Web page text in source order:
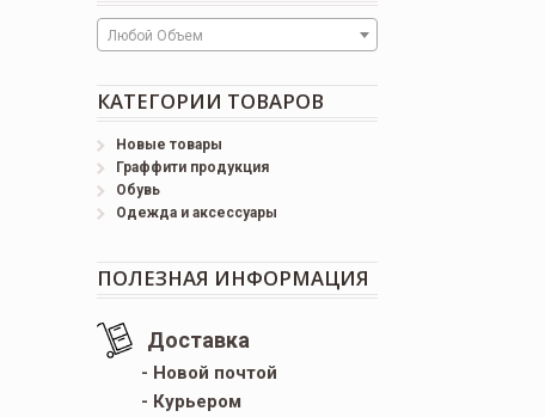
Любой Объем
КАТЕГОРИИ ТОВАРОВ
Новые товары
Граффити продукция
Обувь
Одежда и аксессуары
ПОЛЕЗНАЯ ИНФОРМАЦИЯ
Доставка
- Новой почтой
- Курьером